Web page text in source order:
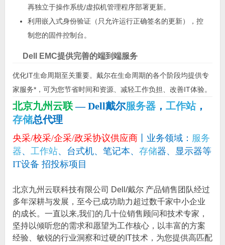
再独立于操作系统/虚拟机管理程序部署更新。
利用嵌入式身份验证（只允许运行正确签名的更新），控
制您的固件控制台。
Dell EMC提供完善的端到端服务
优化IT生命周期至关重要。戴尔在生命周期的各个阶段均提供专
家服务*，可为您节省时间和资源、减轻工作负担、改善IT体验。
北京九州云联— Dell戴尔服务器， 工作站，
存储总代理
央采/校采/企采/政采协议供应商丨业务领域： 服务
器、 工作站、台式机、笔记本、 存储器、显示器等
IT设备 招投标项目
北京九州云联科技有限公司 Dell/戴尔 产品销售团队经过
多年深耕与发展，至今已成功助力超过数千家中小企业
的成长。一直以来,我们的几十位销售顾问和技术专家，
坚持以倾听您的需求和愿望为工作核心，以丰富的方案
经验、敏锐的行业洞察和过硬的IT技术，为您提供高匹配